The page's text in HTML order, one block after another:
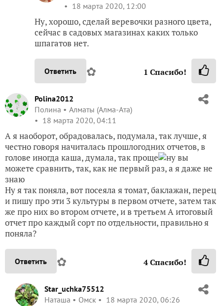
18 марта 2020, 12:00
Ну, хорошо, сделай веревочки разного цвета,
сейчас в садовых магазинах каких только
шпагатов нет.
Ответить ✿ 1 Спасибо!
Polina2012
Полина
Алматы (Алма-Ата)
18 марта 2020, 04:11
А я наоборот, обрадовалась, подумала, так лучше, я
честно говоря начиталась прошлогодних отчетов, в
голове иногда каша, думала, так проще
ну вы
можете сравнить, так, как не первый раз, а я даже не
знаю
Ну я так поняла, вот посеяла я томат, баклажан, перец
и пишу про эти 3 культуры в первом отчете, затем так
же про них во втором отчете, и в третьем А итоговый
отчет про каждый сорт по отдельности, правильно я
поняла?
Ответить ✿ 4Спасибо!
Star_uchka75512
Наташа
Омск 18 марта 2020, 06:26